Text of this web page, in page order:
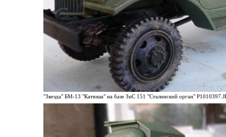
"Звезда" БМ-13 "Катюша" на базе ЗиС 151 "Сталинский орган"